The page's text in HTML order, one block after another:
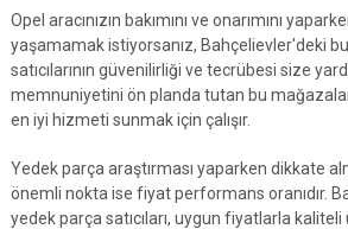
Opel aracınızın bakımını ve onarımını
yaşamamak istiyorsanız, Bahçelievler'deki
satıcılarının güvenilirliği ve tecrübesi size
memnuniyetini ön planda tutan bu
en iyi hizmeti sunmak için çalışır.
Yedek parça araştırması yaparken dikkate
önemli nokta ise fiyat performans oranıdır.
yedek parça satıcıları, uygun fiyatlarla